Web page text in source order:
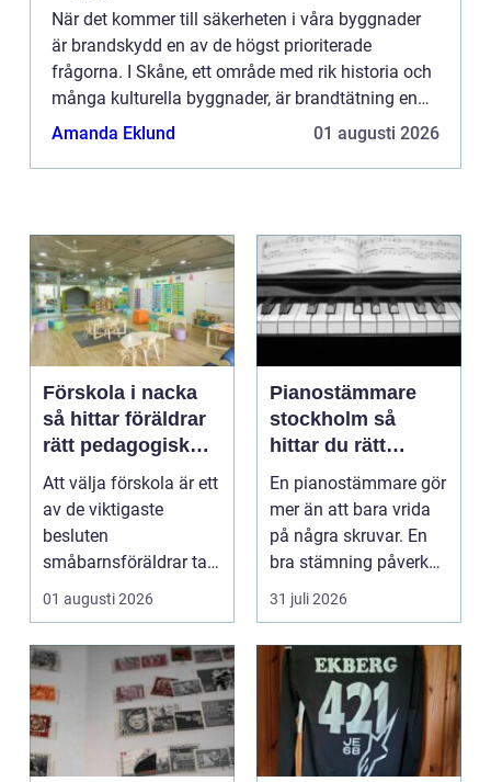
När det kommer till säkerheten i våra byggnader
är brandskydd en av de högst prioriterade
frågorna. I Skåne, ett område med rik historia och
många kulturella byggnader, är brandtätning en
ce...
Amanda Eklund 01 augusti 2026
Förskola i nacka
så hittar föräldrar
rätt pedagogisk
trygghet
Att välja förskola är ett
av de viktigaste
besluten
småbarnsföräldrar tar.
Omsorg, trygghet,
pedagog...
01 augusti 2026
Pianostämmare
stockholm så
hittar du rätt
expert för ditt
piano
En pianostämmare gör
mer än att bara vrida
på några skruvar. En
bra stämning påverkar
hur pianot låt...
31 juli 2026